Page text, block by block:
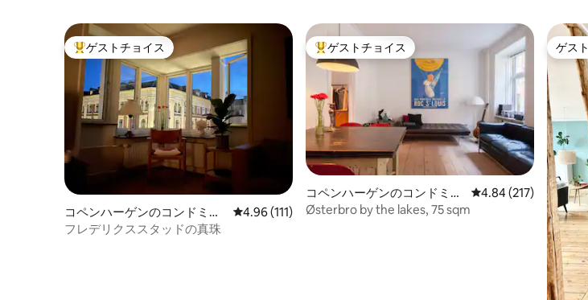
大好評のゲストチョイスです。
ゲストチョイス
コペンハーゲンのコンドミニ
アム
レビュー111件、5つ星中4.96つ星の平均評価
4.96 (111)
フレデリクススタッドの真珠
大好評のゲストチョイスです。
ゲストチョイス
コペンハーゲンのコンドミニ
アム
レビュー217件、5つ
4.84 (217)
Østerbro by the lakes, 75 sqm
ゲス
ゲス